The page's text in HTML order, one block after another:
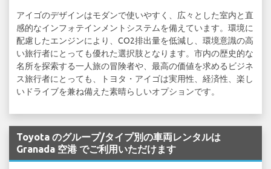
アイゴのデザインはモダンで使いやすく、広々とした室内と直
感的なインフォテインメントシステムを備えています。環境に
配慮したエンジンにより、CO2排出量を低減し、環境意識の高
い旅行者にとっても優れた選択肢となります。市内の歴史的な
名所を探索する一人旅の冒険者や、最高の価値を求めるビジネ
ス旅行者にとっても、トヨタ・アイゴは実用性、経済性、楽し
いドライブを兼ね備えた素晴らしいオプションです。
Toyota のグループ/タイプ別の車両レンタルは
Granada 空港 でご利用いただけます